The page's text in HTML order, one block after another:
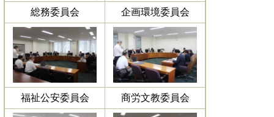
総務委員会 企画環境委員会
福祉公安委員会 商労文教委員会